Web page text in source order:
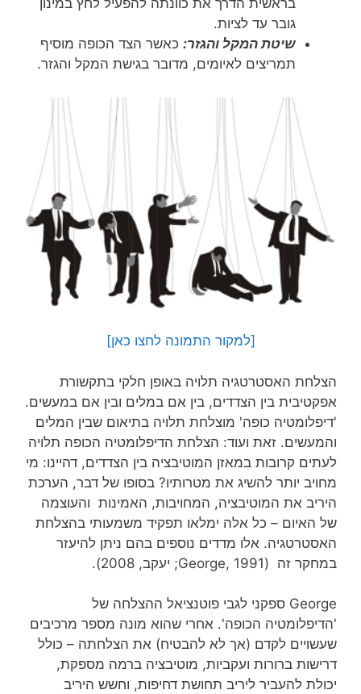
גובר עד לציות.
שיטת המקל והגזר: כאשר הצד הכופה מוסיף
תמריצים לאיומים, מדובר בגישת המקל והגזר.
[למקור התמונה לחצו כאן]
הצלחת האסטרטגיה תלויה באופן חלקי בתקשורת
אפקטיבית בין הצדדים, בין אם במלים ובין אם במעשים.
'דיפלומטיה כופה' מוצלחת תלויה בתיאום שבין המלים
והמעשים. זאת ועוד: הצלחת הדיפלומטיה הכופה תלויה
לעתים קרובות במאזן המוטיבציה בין הצדדים, דהיינו: מי
מחויב יותר להשיג את מטרותיו? בסופו של דבר, הערכת
היריב את המוטיבציה, המחויבות, האמינות והעוצמה
של האיום – כל אלה ימלאו תפקיד משמעותי בהצלחת
האסטרטגיה. אלו מדדים נוספים בהם ניתן להיעזר
במחקר זה (George, 1991; יעקב, 2008).
George ספקני לגבי פוטנציאל ההצלחה של
'הדיפלומטיה הכופה'. אחרי שהוא מונה מספר מרכיבים
שעשויים לקדם (אך לא להבטיח) את הצלחתה – כולל
דרישות ברורות ועקביות, מוטיבציה ברמה מספקת,
יכולת להעביר ליריב תחושת דחיפות, וחשש היריב